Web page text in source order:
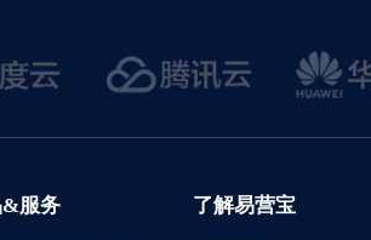
服务 了解易营宝